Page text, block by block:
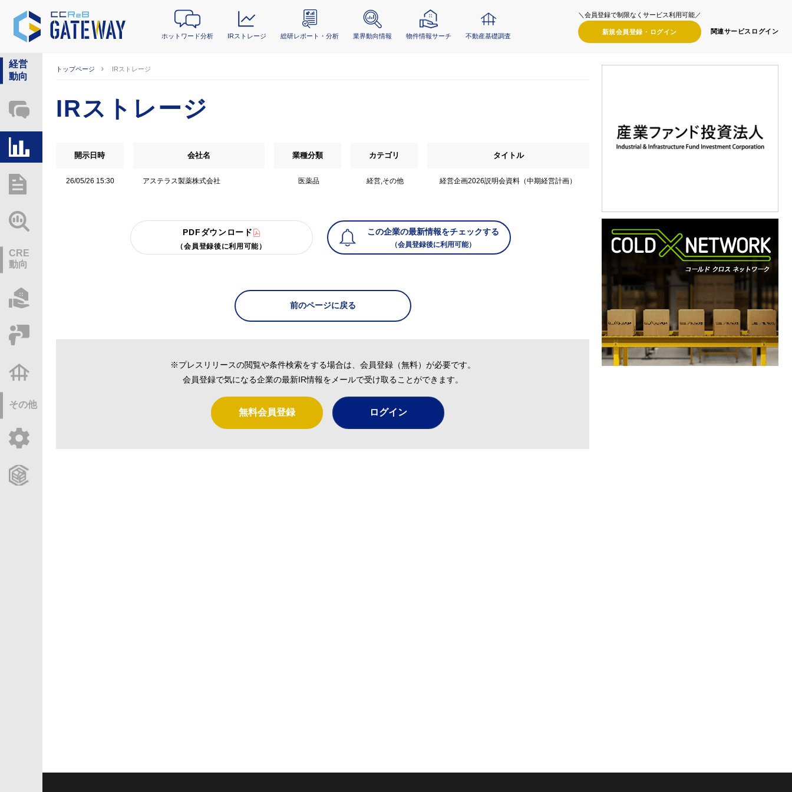
ホットワード分析 IRストレージ 総研レポート・分析 業界動向情報 物件情報サーチ 不動産基礎調査
＼会員登録で制限なくサービス利用可能／
新規会員登録・ ログイン 関連サービス ログイン
経営
動向
ホットワード分析
総研レポート・分析
CRE
動向
その他
トップページ IRストレージ
IRストレージ
開示日時 会社名 業種分類 カテゴリ タイトル
26/05/26 15:30 アステラス製薬株式会社 医薬品 経営,その他 経営企画2026説明会資料（中期経営計画）
PDFダウンロード
（会員登録後に利用可能）
この企業の最新情報をチェックする
（会員登録後に利用可能）
前のページに戻る
※プレスリリースの閲覧や条件検索をする場合は、会員登録（無料）が必要です。
会員登録で気になる企業の最新IR情報をメールで受け取ることができます。
無料会員登録 ログイン